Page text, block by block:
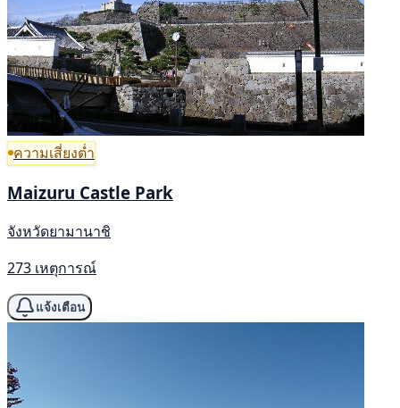
ความเสี่ยงต่ำ
Maizuru Castle Park
จังหวัดยามานาชิ
273 เหตุการณ์
แจ้งเตือน